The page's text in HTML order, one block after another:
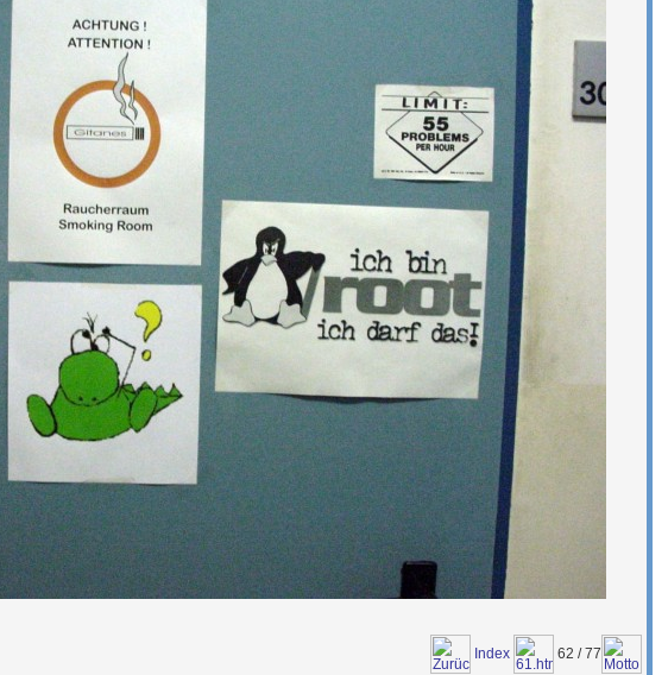
Index 62 / 77